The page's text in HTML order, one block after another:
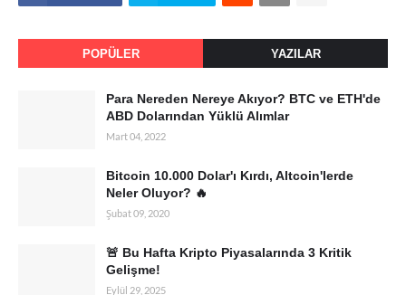
POPÜLER YAZILAR
Para Nereden Nereye Akıyor? BTC ve ETH'de
ABD Dolarından Yüklü Alımlar
Mart 04, 2022
Bitcoin 10.000 Dolar'ı Kırdı, Altcoin'lerde
Neler Oluyor? 🔥
Şubat 09, 2020
🚨 Bu Hafta Kripto Piyasalarında 3 Kritik
Gelişme!
Eylül 29, 2025